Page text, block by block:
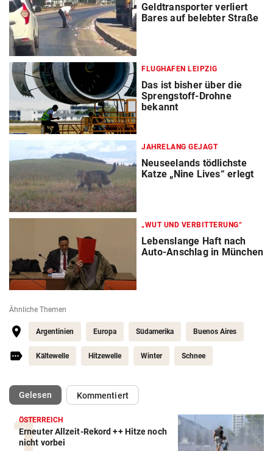
Geldtransporter verliert
Bares auf belebter Straße
FLUGHAFEN LEIPZIG
Das ist bisher über die
Sprengstoff-Drohne
bekannt
JAHRELANG GEJAGT
Neuseelands tödlichste
Katze „Nine Lives“ erlegt
„WUT UND VERBITTERUNG“
Lebenslange Haft nach
Auto-Anschlag in München
Ähnliche Themen
Argentinien Europa Südamerika Buenos Aires
Kältewelle Hitzewelle Winter Schnee
Gelesen(ausgewählt)Kommentiert
ÖSTERREICH
Erneuter Allzeit-Rekord ++ Hitze noch
nicht vorbei